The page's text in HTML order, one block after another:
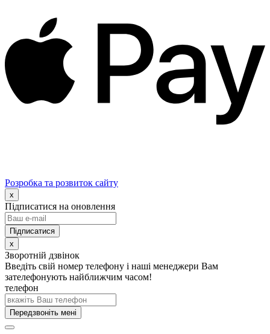
Розробка та розвиток сайту
x
Підписатися на оновлення
x
Зворотній дзвінок
Введіть свій номер телефону і наші менеджери Вам
зателефонують найближчим часом!
телефон
Передзвоніть мені